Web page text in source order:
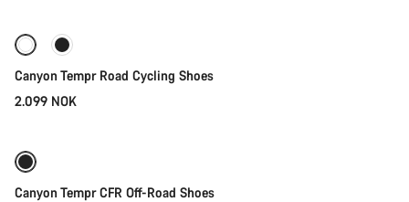
Ny lager
Canyon Tempr Road Cycling Shoes
2.099 NOK
Canyon Tempr CFR Off-Road Shoes